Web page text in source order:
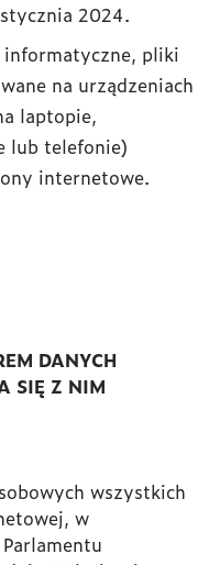
2024.
informatyczne, pliki
na urządzeniach
laptopie,
lub telefonie)
internetowe.
DANYCH
SIĘ Z NIM
wszystkich
w